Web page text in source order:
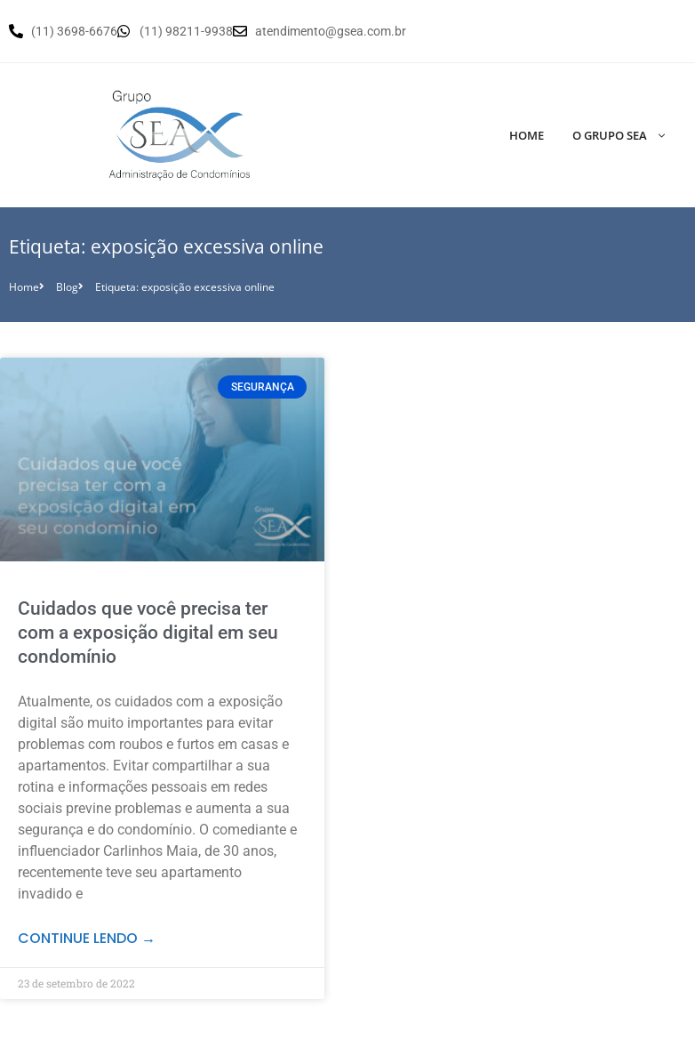
(11) 3698-6676 (11) 98211-9938 atendimento@gsea.com.br
HOME O GRUPO SEA
Etiqueta: exposição excessiva online
Home Blog Etiqueta: exposição excessiva online
SEGURANÇA
Cuidados que você precisa ter
com a exposição digital em seu
condomínio
Atualmente, os cuidados com a exposição
digital são muito importantes para evitar
problemas com roubos e furtos em casas e
apartamentos. Evitar compartilhar a sua
rotina e informações pessoais em redes
sociais previne problemas e aumenta a sua
segurança e do condomínio. O comediante e
influenciador Carlinhos Maia, de 30 anos,
recentemente teve seu apartamento
invadido e
CONTINUE LENDO →
23 de setembro de 2022